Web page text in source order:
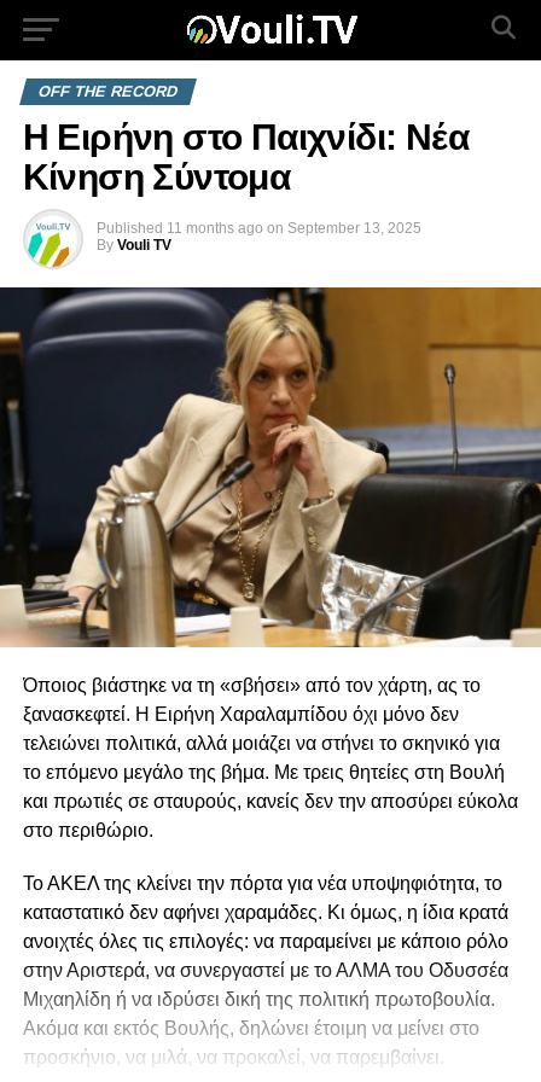
OFF THE RECORD
Η Ειρήνη στο Παιχνίδι: Νέα
Κίνηση Σύντομα
Published 11 months ago on September 13, 2025
By Vouli TV
Όποιος βιάστηκε να τη «σβήσει» από τον χάρτη, ας το
ξανασκεφτεί. Η Ειρήνη Χαραλαμπίδου όχι μόνο δεν
τελειώνει πολιτικά, αλλά μοιάζει να στήνει το σκηνικό για
το επόμενο μεγάλο της βήμα. Με τρεις θητείες στη Βουλή
και πρωτιές σε σταυρούς, κανείς δεν την αποσύρει εύκολα
στο περιθώριο.
Το ΑΚΕΛ της κλείνει την πόρτα για νέα υποψηφιότητα, το
καταστατικό δεν αφήνει χαραμάδες. Κι όμως, η ίδια κρατά
ανοιχτές όλες τις επιλογές: να παραμείνει με κάποιο ρόλο
στην Αριστερά, να συνεργαστεί με το ΑΛΜΑ του Οδυσσέα
Μιχαηλίδη ή να ιδρύσει δική της πολιτική πρωτοβουλία.
Ακόμα και εκτός Βουλής, δηλώνει έτοιμη να μείνει στο
προσκήνιο, να μιλά, να προκαλεί, να παρεμβαίνει.